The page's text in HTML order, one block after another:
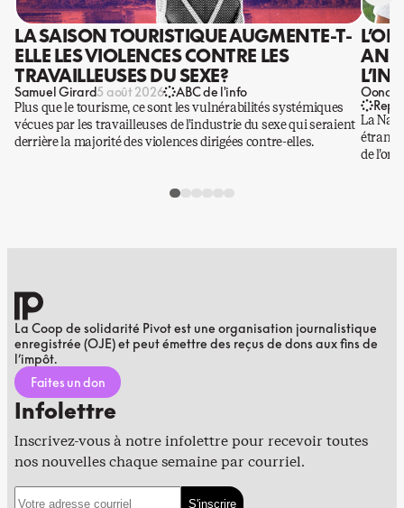
LA SAISON TOURISTIQUE AUGMENTE-T-
ELLE LES VIOLENCES CONTRE LES
TRAVAILLEUSES DU SEXE?
Samuel Girard5 août 2026 ABC de l'info
Plus que le tourisme, ce sont les vulnérabilités systémiques
vécues par les travailleuses de l’industrie du sexe qui seraient
derrière la majorité des violences dirigées contre-elles.
Oona
La
de l’or.
La Coop de solidarité Pivot est une organisation journalistique
enregistrée (OJE) et peut émettre des reçus de dons aux fins de
l’impôt.
Faites un don
Infolettre
Inscrivez-vous à notre infolettre pour recevoir toutes
nos nouvelles chaque semaine par courriel.